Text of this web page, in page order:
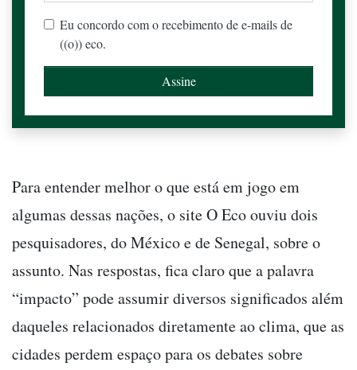
Eu concordo com o recebimento de e-mails de
((o)) eco.
Para entender melhor o que está em jogo em
algumas dessas nações, o site O Eco ouviu dois
pesquisadores, do México e de Senegal, sobre o
assunto. Nas respostas, fica claro que a palavra
“impacto” pode assumir diversos significados além
daqueles relacionados diretamente ao clima, que as
cidades perdem espaço para os debates sobre